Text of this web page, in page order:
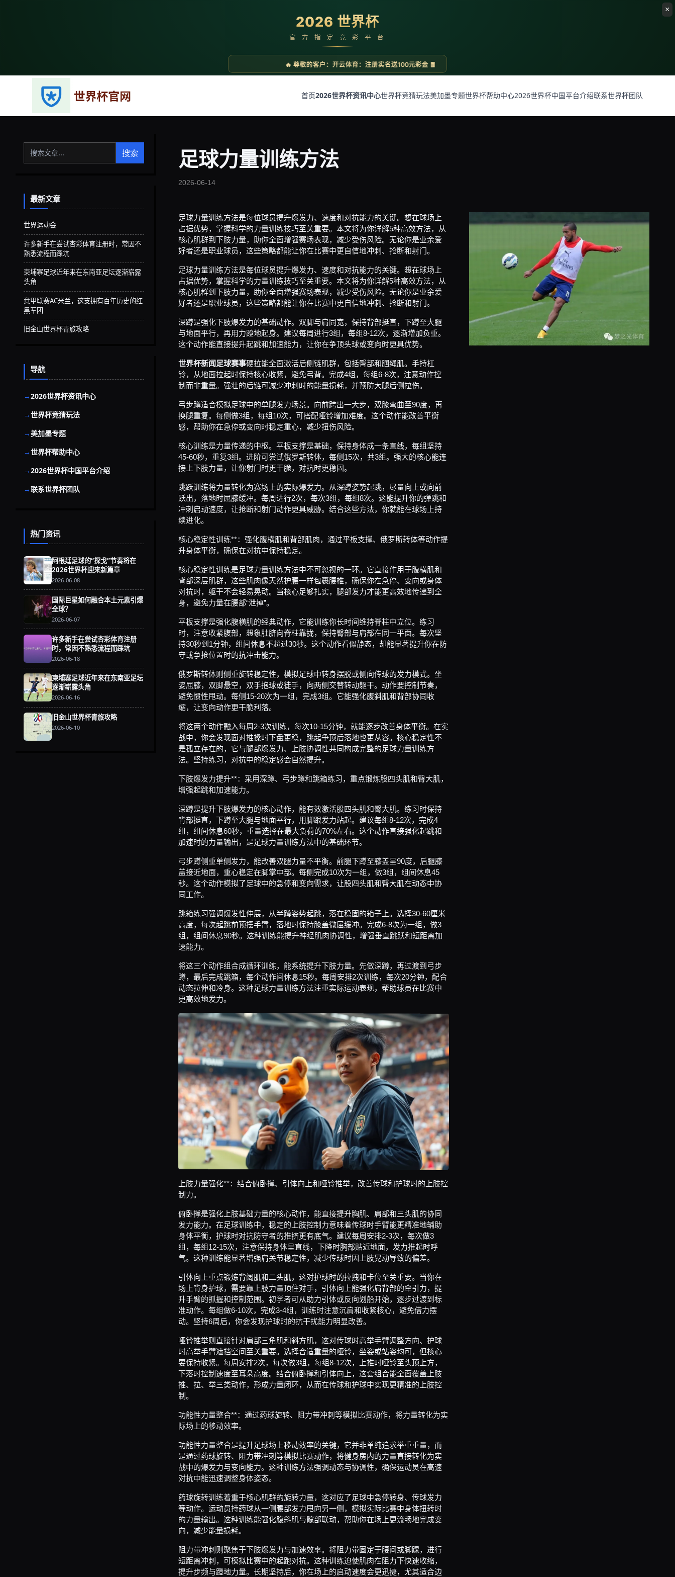
首页2026世界杯资讯中心世界杯竞猜玩法美加墨专题世界杯帮助中心2026世界杯中国平台介绍联系世界杯团队
足球力量训练方法
2026-06-14
足球力量训练方法是每位球员提升爆发力、速度和对抗能力的关键。想在球场上
占据优势，掌握科学的力量训练技巧至关重要。本文将为你详解5种高效方法，从
核心肌群到下肢力量，助你全面增强赛场表现，减少受伤风险。无论你是业余爱
好者还是职业球员，这些策略都能让你在比赛中更自信地冲刺、抢断和射门。
足球力量训练方法是每位球员提升爆发力、速度和对抗能力的关键。想在球场上
占据优势，掌握科学的力量训练技巧至关重要。本文将为你详解5种高效方法，从
核心肌群到下肢力量，助你全面增强赛场表现，减少受伤风险。无论你是业余爱
好者还是职业球员，这些策略都能让你在比赛中更自信地冲刺、抢断和射门。
深蹲是强化下肢爆发力的基础动作。双脚与肩同宽，保持背部挺直，下蹲至大腿
与地面平行，再用力蹬地起身。建议每周进行3组，每组8-12次，逐渐增加负重。
这个动作能直接提升起跳和加速能力，让你在争顶头球或变向时更具优势。
世界杯新闻 足球赛事硬拉能全面激活后侧链肌群，包括臀部和腘绳肌。手持杠
铃，从地面拉起时保持核心收紧，避免弓背。完成4组，每组6-8次，注意动作控
制而非重量。强壮的后链可减少冲刺时的能量损耗，并预防大腿后侧拉伤。
弓步蹲适合模拟足球中的单腿发力场景。向前跨出一大步，双膝弯曲至90度，再
换腿重复。每侧做3组，每组10次，可搭配哑铃增加难度。这个动作能改善平衡
感，帮助你在急停或变向时稳定重心，减少扭伤风险。
核心训练是力量传递的中枢。平板支撑是基础，保持身体成一条直线，每组坚持
45-60秒，重复3组。进阶可尝试俄罗斯转体，每侧15次，共3组。强大的核心能连
接上下肢力量，让你射门时更干脆，对抗时更稳固。
跳跃训练将力量转化为赛场上的实际爆发力。从深蹲姿势起跳，尽量向上或向前
跃出，落地时屈膝缓冲。每周进行2次，每次3组，每组8次。这能提升你的弹跳和
冲刺启动速度，让抢断和射门动作更具威胁。结合这些方法，你就能在球场上持
续进化。
核心稳定性训练**：强化腹横肌和背部肌肉，通过平板支撑、俄罗斯转体等动作提
升身体平衡，确保在对抗中保持稳定。
核心稳定性训练是足球力量训练方法中不可忽视的一环。它直接作用于腹横肌和
背部深层肌群，这些肌肉像天然护腰一样包裹腰椎，确保你在急停、变向或身体
对抗时，躯干不会轻易晃动。当核心足够扎实，腿部发力才能更高效地传递到全
身，避免力量在腰部“泄掉”。
平板支撑是强化腹横肌的经典动作，它能训练你长时间维持脊柱中立位。练习
时，注意收紧腹部，想象肚脐向脊柱靠拢，保持臀部与肩部在同一平面。每次坚
持30秒到1分钟，组间休息不超过30秒。这个动作看似静态，却能显著提升你在防
守或争抢位置时的抗冲击能力。
俄罗斯转体则侧重旋转稳定性，模拟足球中转身摆脱或侧向传球的发力模式。坐
姿屈膝，双脚悬空，双手抱球或徒手，向两侧交替转动躯干。动作要控制节奏，
避免惯性甩动。每侧15-20次为一组，完成3组。它能强化腹斜肌和背部协同收
缩，让变向动作更干脆利落。
将这两个动作融入每周2-3次训练，每次10-15分钟，就能逐步改善身体平衡。在实
战中，你会发现面对推搡时下盘更稳，跳起争顶后落地也更从容。核心稳定性不
是孤立存在的，它与腿部爆发力、上肢协调性共同构成完整的足球力量训练方
法。坚持练习，对抗中的稳定感会自然提升。
下肢爆发力提升**：采用深蹲、弓步蹲和跳箱练习，重点锻炼股四头肌和臀大肌，
增强起跳和加速能力。
深蹲是提升下肢爆发力的核心动作，能有效激活股四头肌和臀大肌。练习时保持
背部挺直，下蹲至大腿与地面平行，用脚跟发力站起。建议每组8-12次，完成4
组，组间休息60秒，重量选择在最大负荷的70%左右。这个动作直接强化起跳和
加速时的力量输出，是足球力量训练方法中的基础环节。
弓步蹲侧重单侧发力，能改善双腿力量不平衡。前腿下蹲至膝盖呈90度，后腿膝
盖接近地面，重心稳定在脚掌中部。每侧完成10次为一组，做3组，组间休息45
秒。这个动作模拟了足球中的急停和变向需求，让股四头肌和臀大肌在动态中协
同工作。
跳箱练习强调爆发性伸展，从半蹲姿势起跳，落在稳固的箱子上。选择30-60厘米
高度，每次起跳前预摆手臂，落地时保持膝盖微屈缓冲。完成6-8次为一组，做3
组，组间休息90秒。这种训练能提升神经肌肉协调性，增强垂直跳跃和短距离加
速能力。
将这三个动作组合成循环训练，能系统提升下肢力量。先做深蹲，再过渡到弓步
蹲，最后完成跳箱，每个动作间休息15秒。每周安排2次训练，每次20分钟，配合
动态拉伸和冷身。这种足球力量训练方法注重实际运动表现，帮助球员在比赛中
更高效地发力。
上肢力量强化**：结合俯卧撑、引体向上和哑铃推举，改善传球和护球时的上肢控
制力。
俯卧撑是强化上肢基础力量的核心动作，能直接提升胸肌、肩部和三头肌的协同
发力能力。在足球训练中，稳定的上肢控制力意味着传球时手臂能更精准地辅助
身体平衡，护球时对抗防守者的推挤更有底气。建议每周安排2-3次，每次做3
组，每组12-15次，注意保持身体呈直线，下降时胸部贴近地面，发力推起时呼
气。这种训练能显著增强肩关节稳定性，减少传球时因上肢晃动导致的偏差。
引体向上重点锻炼背阔肌和二头肌，这对护球时的拉拽和卡位至关重要。当你在
场上背身护球，需要靠上肢力量顶住对手，引体向上能强化肩背部的牵引力，提
升手臂的抓握和控制范围。初学者可从助力引体或反向划船开始，逐步过渡到标
准动作。每组做6-10次，完成3-4组，训练时注意沉肩和收紧核心，避免借力摆
动。坚持6周后，你会发现护球时的抗干扰能力明显改善。
哑铃推举则直接针对肩部三角肌和斜方肌，这对传球时高举手臂调整方向、护球
时高举手臂遮挡空间至关重要。选择合适重量的哑铃，坐姿或站姿均可，但核心
要保持收紧。每周安排2次，每次做3组，每组8-12次，上推时哑铃至头顶上方，
下落时控制速度至耳朵高度。结合俯卧撑和引体向上，这套组合能全面覆盖上肢
推、拉、举三类动作，形成力量闭环，从而在传球和护球中实现更精准的上肢控
制。
功能性力量整合**：通过药球旋转、阻力带冲刺等模拟比赛动作，将力量转化为实
际场上的移动效率。
功能性力量整合是提升足球场上移动效率的关键，它并非单纯追求举重重量，而
是通过药球旋转、阻力带冲刺等模拟比赛动作，将健身房内的力量直接转化为实
战中的爆发力与变向能力。这种训练方法强调动态与协调性，确保运动员在高速
对抗中能迅速调整身体姿态。
药球旋转训练着重于核心肌群的旋转力量，这对应了足球中急停转身、传球发力
等动作。运动员持药球从一侧腰部发力甩向另一侧，模拟实际比赛中身体扭转时
的力量输出。这种训练能强化腹斜肌与髋部联动，帮助你在场上更流畅地完成变
向，减少能量损耗。
阻力带冲刺则聚焦于下肢爆发力与加速效率。将阻力带固定于腰间或脚踝，进行
短距离冲刺，可模拟比赛中的起跑对抗。这种训练迫使肌肉在阻力下快速收缩，
提升步频与蹬地力量。长期坚持后，你在场上的启动速度会更迅捷，尤其适合边
搜索
最新文章
世界运动会
许多新手在尝试杏彩体育注册时，常因不
熟悉流程而踩坑
柬埔寨足球近年来在东南亚足坛逐渐崭露
头角
意甲联赛AC米兰，这支拥有百年历史的红
黑军团
旧金山世界杯青旅攻略
导航
2026世界杯资讯中心
世界杯竞猜玩法
美加墨专题
世界杯帮助中心
2026世界杯中国平台介绍
联系世界杯团队
热门资讯
阿根廷足球的“探戈”节奏将在
2026世界杯迎来新篇章
2026-06-08
国际巨星如何融合本土元素引爆
全球？
2026-06-07
许多新手在尝试杏彩体育注册
时，常因不熟悉流程而踩坑
2026-06-18
柬埔寨足球近年来在东南亚足坛
逐渐崭露头角
2026-06-16
旧金山世界杯青旅攻略
2026-06-10